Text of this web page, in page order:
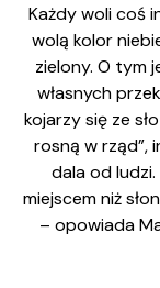
Każdy woli coś
wolą kolor
zielony. O tym
własnych
kojarzy się ze
rosną w rząd”,
dala od
miejscem niż
– opowiada